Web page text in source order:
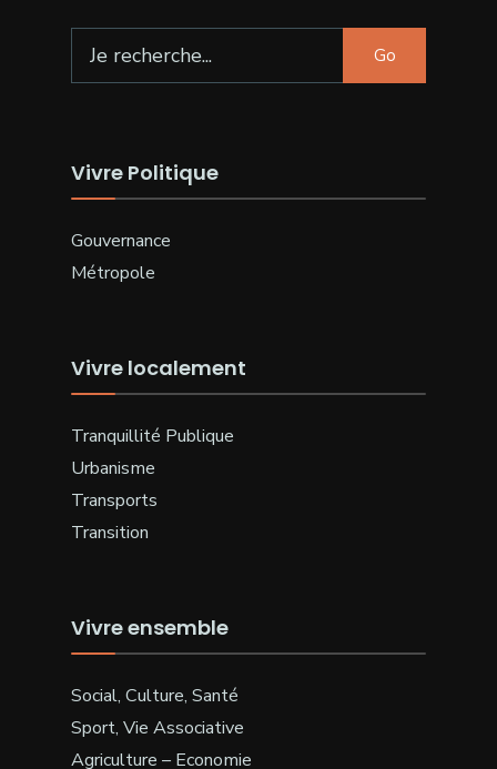
Go
Vivre Politique
Gouvernance
Métropole
Vivre localement
Tranquillité Publique
Urbanisme
Transports
Transition
Vivre ensemble
Social, Culture, Santé
Sport, Vie Associative
Agriculture – Economie